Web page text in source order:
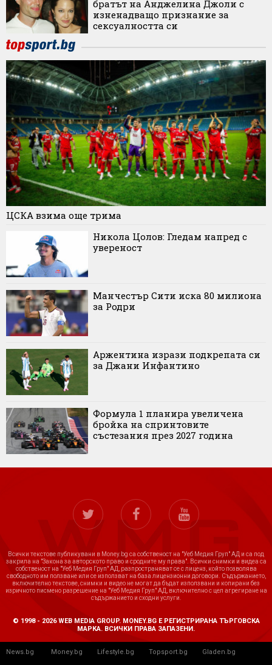
братът на Анджелина Джоли с
изненадващо признание за
сексуалността си
ЦСКА взима още трима
Никола Цолов: Гледам напред с
увереност
Манчестър Сити иска 80 милиона
за Родри
Аржентина изрази подкрепата си
за Джани Инфантино
Формула 1 планира увеличена
бройка на спринтовите
състезания през 2027 година
Всички текстове публикувани в Money.bg са собственост на "Уеб Медия Груп" АД и са под
закрила на "Закона за авторското право и сродните му права". Всички снимки и видеа са
собственост на "Уеб Медия Груп" АД, разпространяват се с лиценз, който позволява
свободното им ползване или се използват на база лицензионни договори. Съдържанието,
включително текстове, снимки и видео не могат да бъдат използвани и копирани без
изричното писмено разрешение на "Уеб Медия Груп" АД, включително с цел агрегиране на
съдържанието и сходни услуги.
© 1998 - 2026 WEB MEDIA GROUP. MONEY.BG Е РЕГИСТРИРАНА ТЪРГОВСКА
МАРКА. ВСИЧКИ ПРАВА ЗАПАЗЕНИ.
News.bg Money.bg Lifestyle.bg Topsport.bg Gladen.bg